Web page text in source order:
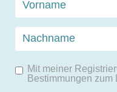
Mit meiner
Bestimmungen zum